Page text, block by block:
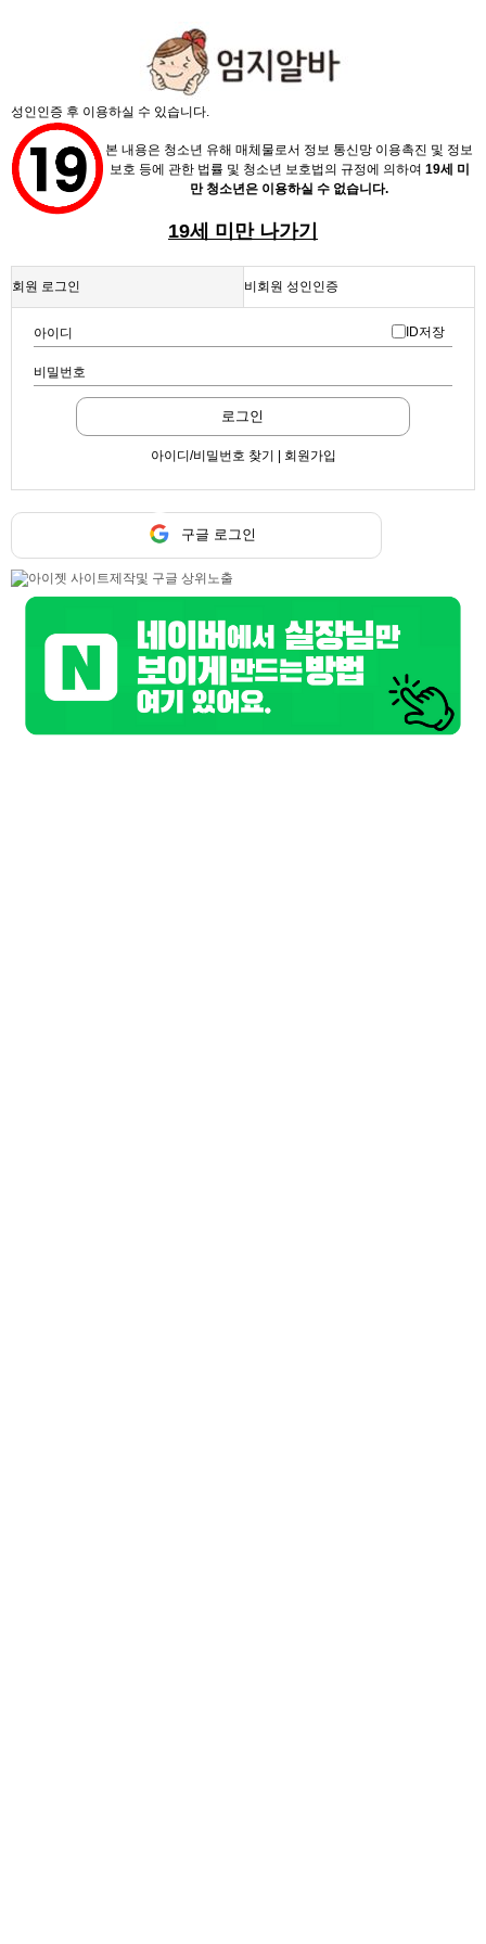
성인인증 후 이용하실 수 있습니다.
본 내용은 청소년 유해 매체물로서 정보 통신망 이용촉진 및 정보
보호 등에 관한 법률 및 청소년 보호법의 규정에 의하여 19세 미
만 청소년은 이용하실 수 없습니다.
19세 미만 나가기
회원 로그인 비회원 성인인증
아이디 ID저장
비밀번호
로그인
아이디/비밀번호 찾기 | 회원가입
구글 로그인